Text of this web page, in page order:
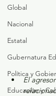
Global
Nacional
Estatal
Gubernatura
Política y
Educación y
El